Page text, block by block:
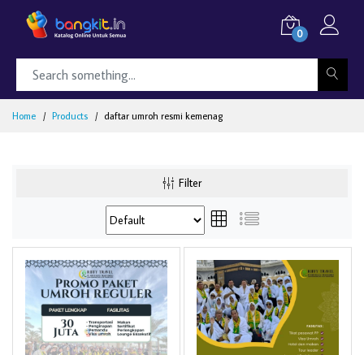
0
Home Products daftar umroh resmi kemenag
Filter